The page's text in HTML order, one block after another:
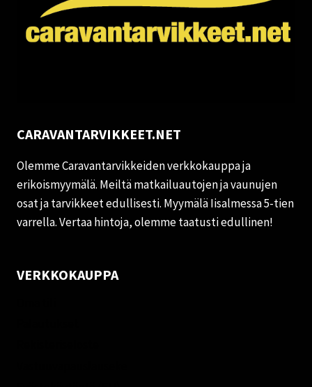
CARAVANTARVIKKEET.NET
Olemme Caravantarvikkeiden verkkokauppa ja
erikoismyymälä. Meiltä matkailuautojen ja vaunujen
osat ja tarvikkeet edullisesti. Myymälä Iisalmessa 5-tien
varrella. Vertaa hintoja, olemme taatusti edullinen!
VERKKOKAUPPA